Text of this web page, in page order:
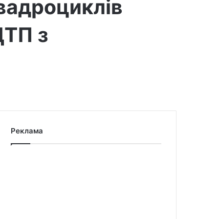
з
Реклама